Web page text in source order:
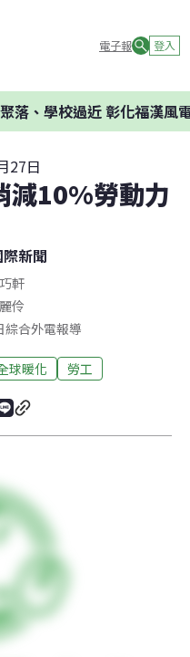
電子報 登入
、學校過近 彰化福漢風電
27日
減10%勞動力
際新聞
軒
伶
合外電報導
球暖化 勞工